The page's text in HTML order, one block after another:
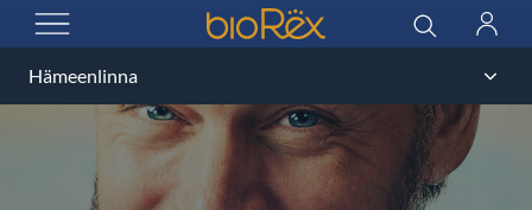
ÖPPNA MENYN
BioRex Cinemas Sök
Logga